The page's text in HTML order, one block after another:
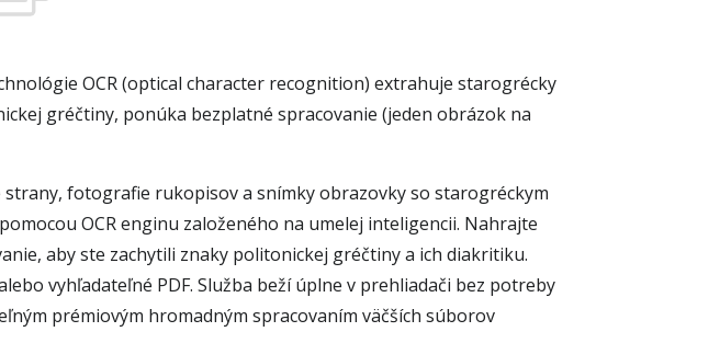
OCR (optical character recognition) extrahuje starogrécky
gréčtiny, ponúka bezplatné spracovanie (jeden obrázok na
fotografie rukopisov a snímky obrazovky so starogréckym
OCR enginu založeného na umelej inteligencii. Nahrajte
aby ste zachytili znaky politonickej gréčtiny a ich diakritiku.
vyhľadateľné PDF. Služba beží úplne v prehliadači bez potreby
prémiovým hromadným spracovaním väčších súborov